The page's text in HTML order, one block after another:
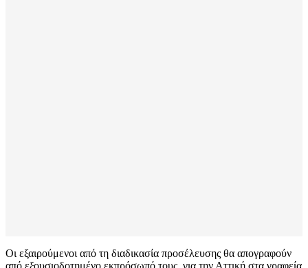
Οι εξαιρούμενοι από τη διαδικασία προσέλευσης θα απογραφούν